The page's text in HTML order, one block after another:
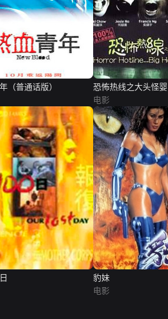
（普通话版）
恐怖热线之大头怪婴
电影
豹妹
电影